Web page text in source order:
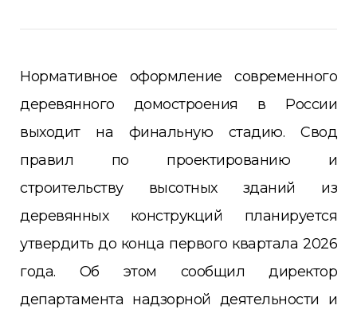
Нормативное оформление современного
деревянного домостроения в России
выходит на финальную стадию. Свод
правил по проектированию и
строительству высотных зданий из
деревянных конструкций планируется
утвердить до конца первого квартала 2026
года. Об этом сообщил директор
департамента надзорной деятельности и